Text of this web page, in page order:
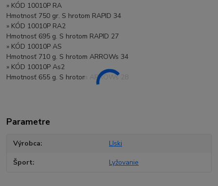
» KÓD 10010P RA
Hmotnosť 750 gr. S hrotom RAPID 34
» KÓD 10010P RA2
Hmotnosť 695 g. S hrotom RAPID 27
» KÓD 10010P AS
Hmotnosť 710 g. S hrotom ARROWs 34
» KÓD 10010P As2
Hmotnosť 655 g. S hrotom ARROWs 28
Parametre
Výrobca LIski
Šport Lyžovanie